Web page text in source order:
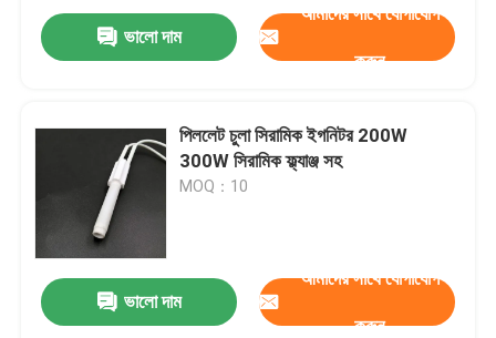
ভালো দাম
আমাদের সাথে যোগাযোগ
করুন
পিললেট চুলা সিরামিক ইগনিটর 200W
300W সিরামিক ফ্ল্যাঞ্জ সহ
MOQ：10
ভালো দাম
আমাদের সাথে যোগাযোগ
করুন